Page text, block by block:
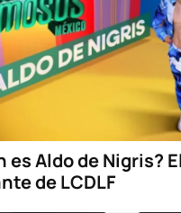
es Aldo de Nigris?
de LCDLF